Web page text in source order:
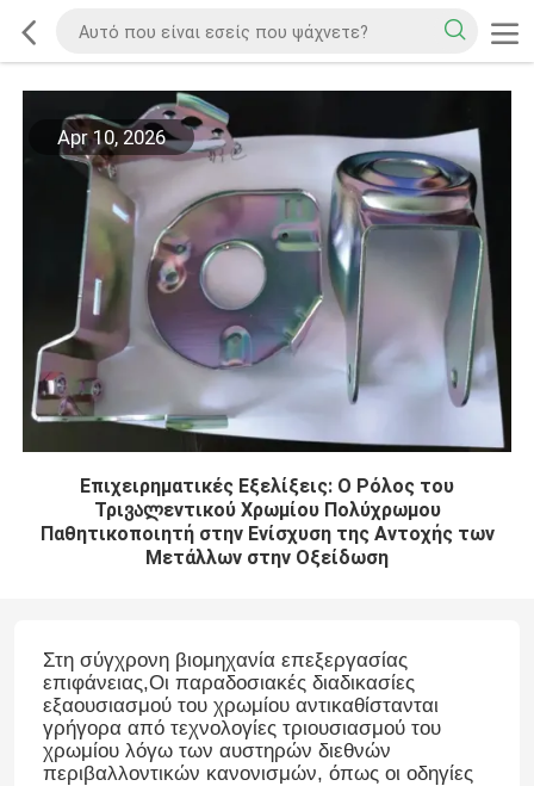
Apr 10, 2026
Επιχειρηματικές Εξελίξεις: Ο Ρόλος του
Τριვალεντικού Χρωμίου Πολύχρωμου
Παθητικοποιητή στην Ενίσχυση της Αντοχής των
Μετάλλων στην Οξείδωση
Στη σύγχρονη βιομηχανία επεξεργασίας
επιφάνειας,Οι παραδοσιακές διαδικασίες
εξαουσιασμού του χρωμίου αντικαθίστανται
γρήγορα από τεχνολογίες τριουσιασμού του
χρωμίου λόγω των αυστηρών διεθνών
περιβαλλοντικών κανονισμών, όπως οι οδηγίες